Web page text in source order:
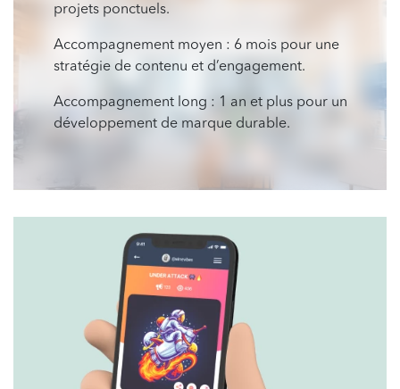
projets ponctuels.
Accompagnement moyen : 6 mois pour une
stratégie de contenu et d’engagement.
Accompagnement long : 1 an et plus pour un
développement de marque durable.